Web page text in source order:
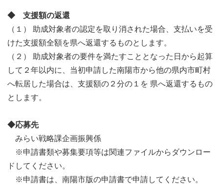
◆ 支援額の返還
（１） 助成対象者の認定を取り消された場合、支払いを受
けた支援額全額を県へ返還するものとします。
（２） 助成対象者の要件を満たすこととなった日から起算
して２年以内に、当初申請した南陽市から他の県内市町村
へ転居した場合は、支援額の２分の１を 県へ返還するもの
とします。
◆応募先
みらい戦略課企画振興係
※申請書類や募集要項等は関連ファイルからダウンロー
ドしてください。
※申請書は、南陽市版の申請書で申請してください。